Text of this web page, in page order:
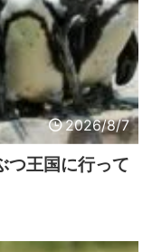
2026/8/7
つ王国に行って